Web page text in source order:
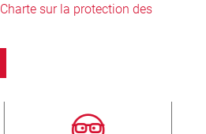
Charte sur la protection des